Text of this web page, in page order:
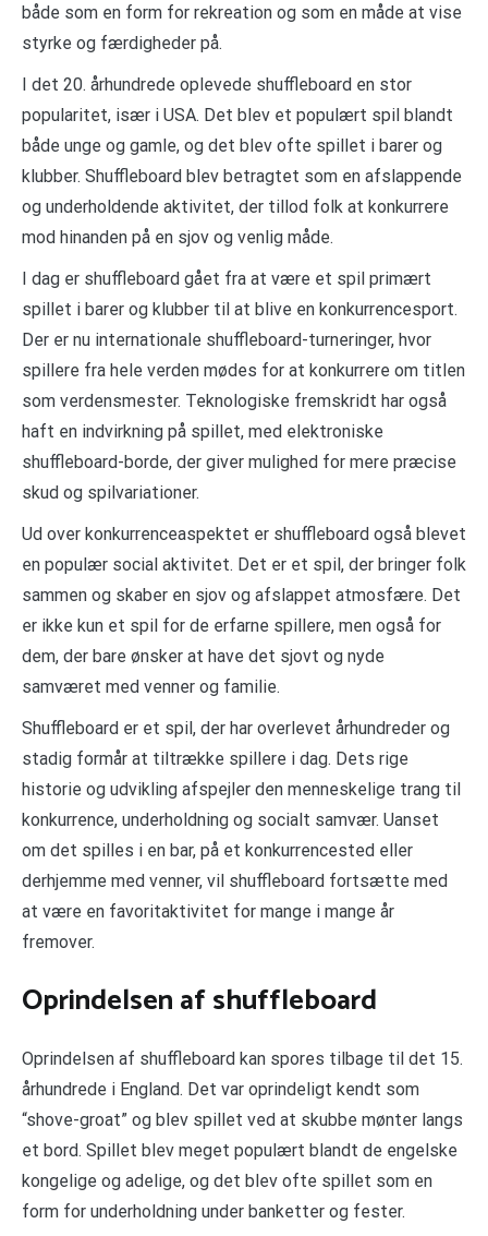
både som en form for rekreation og som en måde at vise
styrke og færdigheder på.
I det 20. århundrede oplevede shuffleboard en stor
popularitet, især i USA. Det blev et populært spil blandt
både unge og gamle, og det blev ofte spillet i barer og
klubber. Shuffleboard blev betragtet som en afslappende
og underholdende aktivitet, der tillod folk at konkurrere
mod hinanden på en sjov og venlig måde.
I dag er shuffleboard gået fra at være et spil primært
spillet i barer og klubber til at blive en konkurrencesport.
Der er nu internationale shuffleboard-turneringer, hvor
spillere fra hele verden mødes for at konkurrere om titlen
som verdensmester. Teknologiske fremskridt har også
haft en indvirkning på spillet, med elektroniske
shuffleboard-borde, der giver mulighed for mere præcise
skud og spilvariationer.
Ud over konkurrenceaspektet er shuffleboard også blevet
en populær social aktivitet. Det er et spil, der bringer folk
sammen og skaber en sjov og afslappet atmosfære. Det
er ikke kun et spil for de erfarne spillere, men også for
dem, der bare ønsker at have det sjovt og nyde
samværet med venner og familie.
Shuffleboard er et spil, der har overlevet århundreder og
stadig formår at tiltrække spillere i dag. Dets rige
historie og udvikling afspejler den menneskelige trang til
konkurrence, underholdning og socialt samvær. Uanset
om det spilles i en bar, på et konkurrencested eller
derhjemme med venner, vil shuffleboard fortsætte med
at være en favoritaktivitet for mange i mange år
fremover.
Oprindelsen af shuffleboard
Oprindelsen af shuffleboard kan spores tilbage til det 15.
århundrede i England. Det var oprindeligt kendt som
“shove-groat” og blev spillet ved at skubbe mønter langs
et bord. Spillet blev meget populært blandt de engelske
kongelige og adelige, og det blev ofte spillet som en
form for underholdning under banketter og fester.